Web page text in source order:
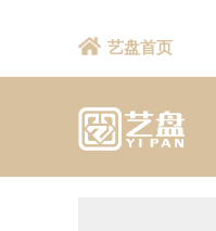
艺盘首页